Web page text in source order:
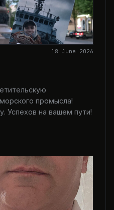
18 June 2026
промысла!
Успехов на вашем пути!